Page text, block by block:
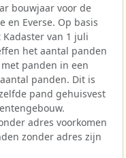
bouwjaar voor de
en Everse. Op basis
Kadaster van 1 juli
het aantal panden
panden in een
panden. Dit is
pand gehuisvest
adres voorkomen
zonder adres zijn